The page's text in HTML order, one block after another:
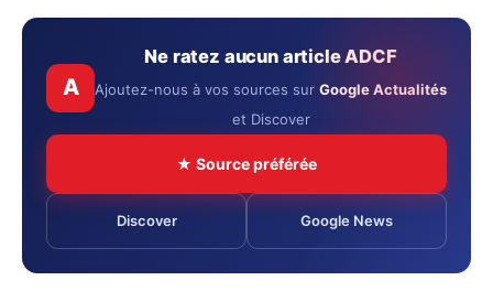
A
Ne ratez aucun article ADCF
Ajoutez-nous à vos sources sur Google Actualités
et Discover
★ Source préférée
Discover Google News